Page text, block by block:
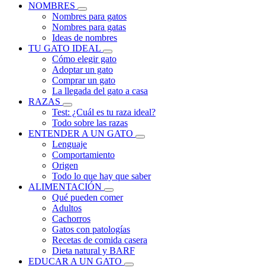
NOMBRES
Nombres para gatos
Nombres para gatas
Ideas de nombres
TU GATO IDEAL
Cómo elegir gato
Adoptar un gato
Comprar un gato
La llegada del gato a casa
RAZAS
Test: ¿Cuál es tu raza ideal?
Todo sobre las razas
ENTENDER A UN GATO
Lenguaje
Comportamiento
Origen
Todo lo que hay que saber
ALIMENTACIÓN
Qué pueden comer
Adultos
Cachorros
Gatos con patologías
Recetas de comida casera
Dieta natural y BARF
EDUCAR A UN GATO